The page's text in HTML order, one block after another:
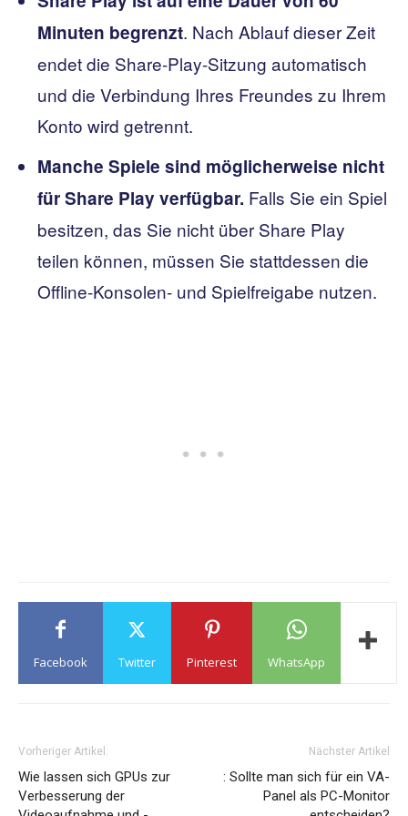
Minuten begrenzt. Nach Ablauf dieser Zeit
endet die Share-Play-Sitzung automatisch
und die Verbindung Ihres Freundes zu Ihrem
Konto wird getrennt.
Manche Spiele sind möglicherweise nicht
für Share Play verfügbar. Falls Sie ein Spiel
besitzen, das Sie nicht über Share Play
teilen können, müssen Sie stattdessen die
Offline-Konsolen- und Spielfreigabe nutzen.
Facebook Twitter Pinterest WhatsApp
Vorheriger Artikel:
Wie lassen sich GPUs zur
Verbesserung der
Nächster Artikel
: Sollte man sich für ein VA-
Panel als PC-Monitor